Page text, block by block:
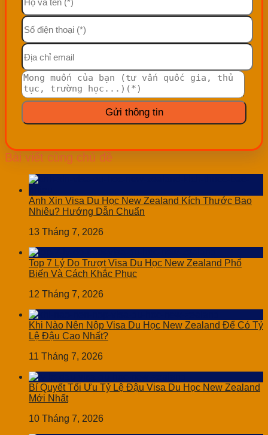
Bài viết cùng chủ đề
Ảnh Xin Visa Du Học New Zealand Kích Thước Bao
Nhiêu? Hướng Dẫn Chuẩn
13 Tháng 7, 2026
Top 7 Lý Do Trượt Visa Du Học New Zealand Phổ
Biến Và Cách Khắc Phục
12 Tháng 7, 2026
Khi Nào Nên Nộp Visa Du Học New Zealand Để Có Tỷ
Lệ Đậu Cao Nhất?
11 Tháng 7, 2026
Bí Quyết Tối Ưu Tỷ Lệ Đậu Visa Du Học New Zealand
Mới Nhất
10 Tháng 7, 2026